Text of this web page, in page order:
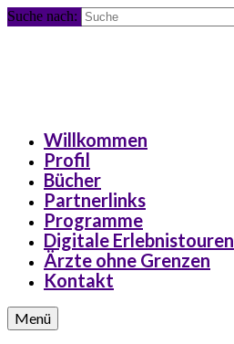
Suche nach:
Willkommen
Profil
Bücher
Partnerlinks
Programme
Digitale Erlebnistouren
Ärzte ohne Grenzen
Kontakt
Menü